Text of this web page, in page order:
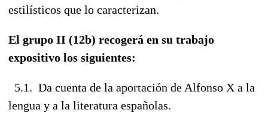
estilísticos que lo caracterizan.
El grupo II (12b) recogerá en su trabajo
expositivo los siguientes:
5.1. Da cuenta de la aportación de Alfonso X a la
lengua y a la literatura españolas.